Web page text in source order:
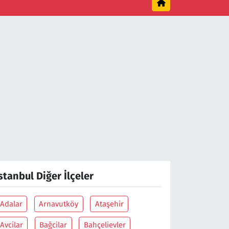
Diğer İlçeler
Adalar Arnavutköy Ataşehir
Avcilar Bağcilar Bahçelievler